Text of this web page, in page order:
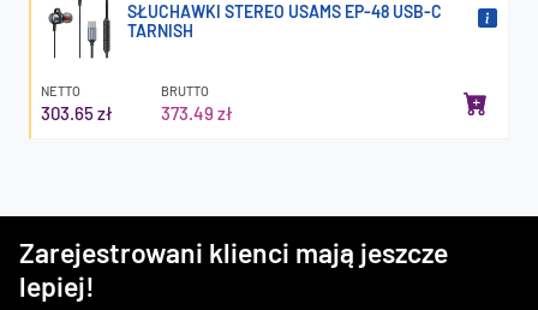
SŁUCHAWKI STEREO USAMS EP-48 USB-C
TARNISH
NETTO
303.65 zł
BRUTTO
373.49 zł
Zarejestrowani klienci mają jeszcze
lepiej!